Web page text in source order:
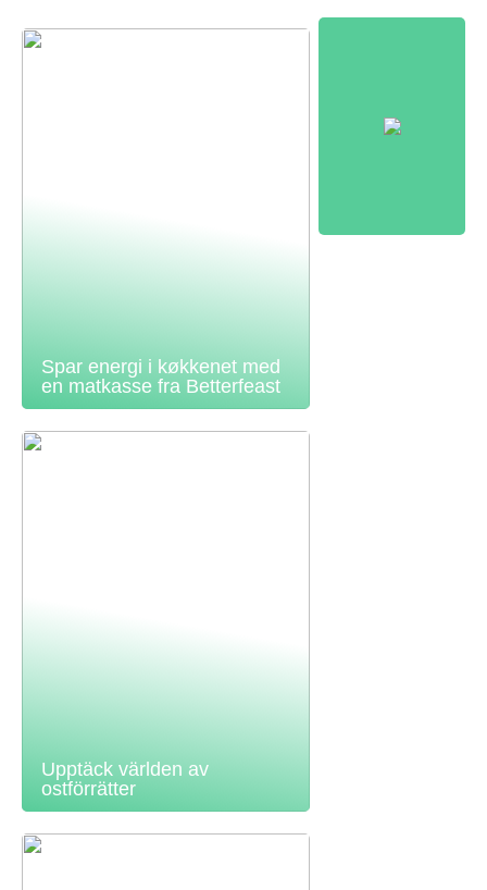
Spar energi i køkkenet med
en matkasse fra Betterfeast
Upptäck världen av
ostförrätter